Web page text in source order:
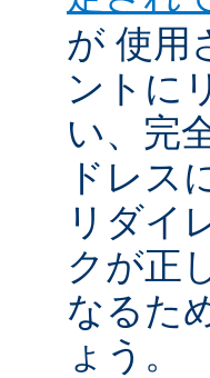
が 使用
ントに
い、完
ドレス
リダイ
クが正
なるた
ょう。